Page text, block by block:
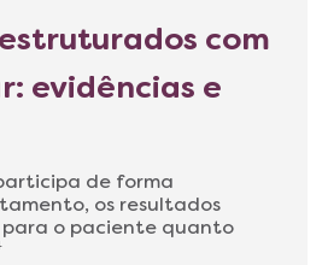
com
evidências e
de forma
os resultados
o paciente quanto